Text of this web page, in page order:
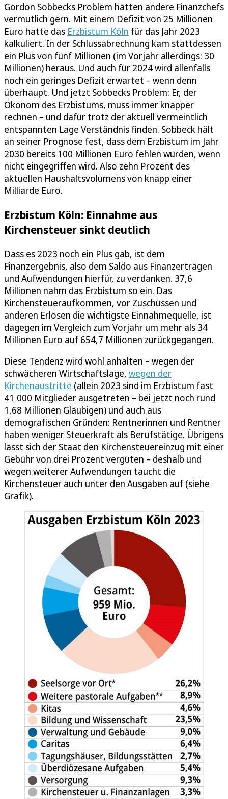
Gordon Sobbecks Problem hätten andere Finanzchefs
vermutlich gern. Mit einem Defizit von 25 Millionen
Euro hatte das Erzbistum Köln für das Jahr 2023
kalkuliert. In der Schlussabrechnung kam stattdessen
ein Plus von fünf Millionen (im Vorjahr allerdings: 30
Millionen) heraus. Und auch für 2024 wird allenfalls
noch ein geringes Defizit erwartet – wenn denn
überhaupt. Und jetzt Sobbecks Problem: Er, der
Ökonom des Erzbistums, muss immer knapper
rechnen – und dafür trotz der aktuell vermeintlich
entspannten Lage Verständnis finden. Sobbeck hält
an seiner Prognose fest, dass dem Erzbistum im Jahr
2030 bereits 100 Millionen Euro fehlen würden, wenn
nicht eingegriffen wird. Also zehn Prozent des
aktuellen Haushaltsvolumens von knapp einer
Milliarde Euro.
Erzbistum Köln: Einnahme aus
Kirchensteuer sinkt deutlich
Dass es 2023 noch ein Plus gab, ist dem
Finanzergebnis, also dem Saldo aus Finanzerträgen
und Aufwendungen hierfür, zu verdanken. 37,6
Millionen nahm das Erzbistum so ein. Das
Kirchensteueraufkommen, vor Zuschüssen und
anderen Erlösen die wichtigste Einnahmequelle, ist
dagegen im Vergleich zum Vorjahr um mehr als 34
Millionen Euro auf 654,7 Millionen zurückgegangen.
Diese Tendenz wird wohl anhalten – wegen der
schwächeren Wirtschaftslage, wegen der
Kirchenaustritte (allein 2023 sind im Erzbistum fast
41 000 Mitglieder ausgetreten – bei jetzt noch rund
1,68 Millionen Gläubigen) und auch aus
demografischen Gründen: Rentnerinnen und Rentner
haben weniger Steuerkraft als Berufstätige. Übrigens
lässt sich der Staat den Kirchensteuereinzug mit einer
Gebühr von drei Prozent vergüten – deshalb und
wegen weiterer Aufwendungen taucht die
Kirchensteuer auch unter den Ausgaben auf (siehe
Grafik).